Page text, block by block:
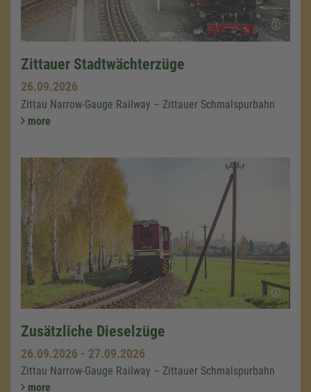
Zittauer Stadtwächterzüge
26.09.2026
Zittau Narrow-Gauge Railway – Zittauer Schmalspurbahn
more
Zusätzliche Dieselzüge
26.09.2026 - 27.09.2026
Zittau Narrow-Gauge Railway – Zittauer Schmalspurbahn
more